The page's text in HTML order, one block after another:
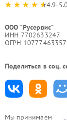
Мы принимаем
4.9-5.0
ООО "Русервис"
ИНН 7702633247
ОГРН
Поделиться в соц.